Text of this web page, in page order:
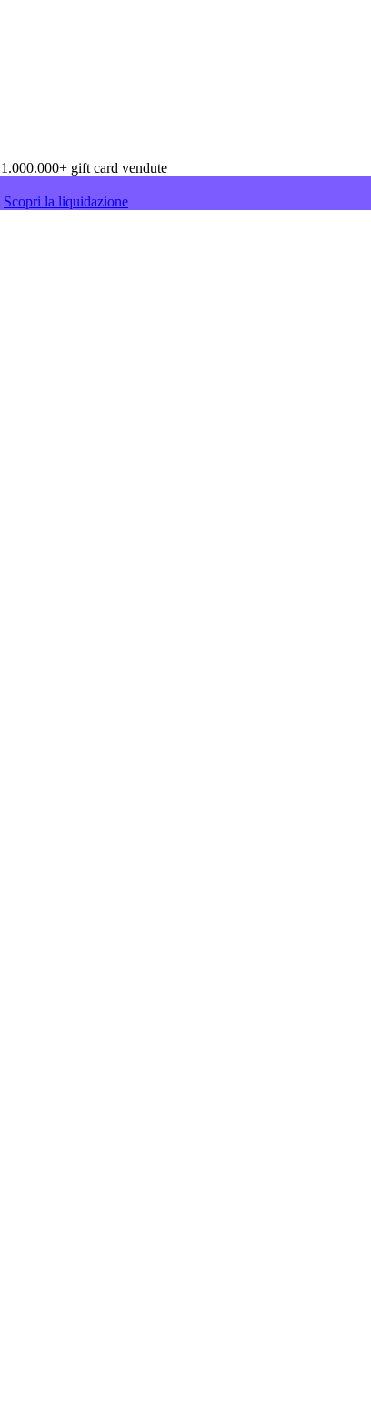
1.000.000+ gift card vendute
Scopri la liquidazione